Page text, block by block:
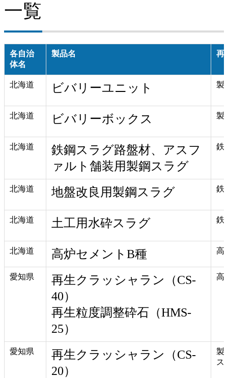
一覧
各自治
体名
製品名 再
北海道 ビバリーユニット 製
北海道 ビバリーボックス 製
北海道
鉄鋼スラグ路盤材、アスフ
ァルト舗装用製鋼スラグ
鉄
北海道 地盤改良用製鋼スラグ 鉄
北海道 土工用水砕スラグ 鉄
北海道 高炉セメントB種 高
愛知県
再生クラッシャラン（CS-
40）
再生粒度調整砕石（HMS-
25）
高
愛知県
再生クラッシャラン（CS-
20）
製
ス